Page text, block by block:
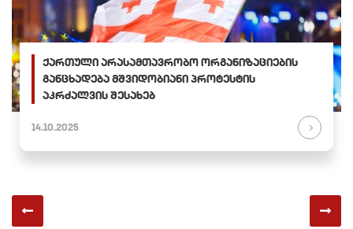
ქართული არასამთავრობო ორგანიზაციების
განცხადება მშვიდობიანი პროტესტის
აკრძალვის შესახებ
14.10.2025